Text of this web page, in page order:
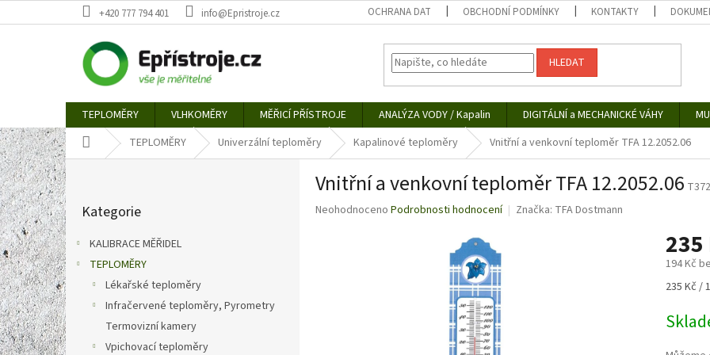
na
+420 777 794 401 info@Epristroje.cz OCHRANA DAT OBCHODNÍ PODMÍNKY KONTAKTY
HLEDAT
TEPLOMĚRY VLHKOMĚRY MĚŘICÍ PŘÍSTROJE ANALÝZA VODY / Kapalin DIGITÁLNÍ a MECHANICKÉ VÁHY
Domů TEPLOMĚRY Univerzální teploměry Kapalinové teploměry Vnitřní a venkovní teploměr TFA 12.2052.06
P
o
s
t
r
a
n
n
í
p
a
kategorie
Kategorie
KALIBRACE MĚŘIDEL
TEPLOMĚRY
Lékařské teploměry
Infračervené teploměry, Pyrometry
Termovizní kamery
Vpichovací teploměry
Vnitřní a venkovní teploměr TFA 12.2052.06
Průměrné
Neohodnoceno Podrobnosti hodnocení Značka: TFA Dostmann
235
194 Kč
Měrná
235 Kč /